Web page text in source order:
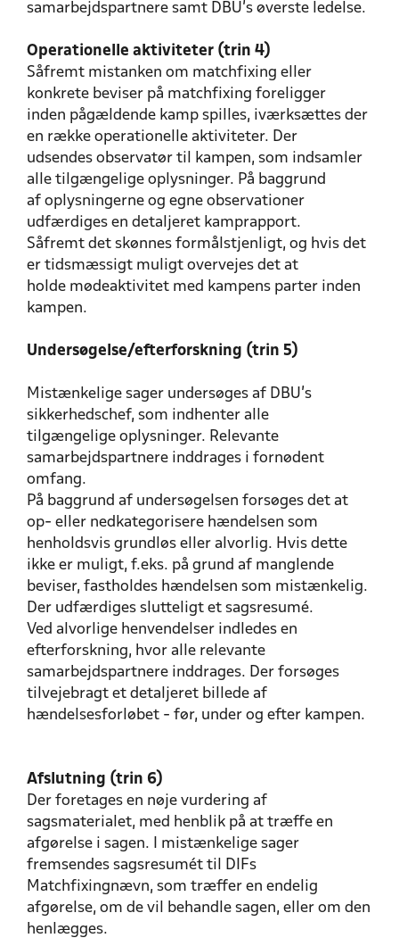
samarbejdspartnere samt DBU’s øverste ledelse.
Operationelle aktiviteter (trin 4)
Såfremt mistanken om matchfixing eller
konkrete beviser på matchfixing foreligger
inden pågældende kamp spilles, iværksættes der
en række operationelle aktiviteter. Der
udsendes observatør til kampen, som indsamler
alle tilgængelige oplysninger. På baggrund
af oplysningerne og egne observationer
udfærdiges en detaljeret kamprapport.
Såfremt det skønnes formålstjenligt, og hvis det
er tidsmæssigt muligt overvejes det at
holde mødeaktivitet med kampens parter inden
kampen.
Undersøgelse/efterforskning (trin 5)
Mistænkelige sager undersøges af DBU’s
sikkerhedschef, som indhenter alle
tilgængelige oplysninger. Relevante
samarbejdspartnere inddrages i fornødent
omfang.
På baggrund af undersøgelsen forsøges det at
op- eller nedkategorisere hændelsen som
henholdsvis grundløs eller alvorlig. Hvis dette
ikke er muligt, f.eks. på grund af manglende
beviser, fastholdes hændelsen som mistænkelig.
Der udfærdiges slutteligt et sagsresumé.
Ved alvorlige henvendelser indledes en
efterforskning, hvor alle relevante
samarbejdspartnere inddrages. Der forsøges
tilvejebragt et detaljeret billede af
hændelsesforløbet - før, under og efter kampen.
Afslutning (trin 6)
Der foretages en nøje vurdering af
sagsmaterialet, med henblik på at træffe en
afgørelse i sagen. I mistænkelige sager
fremsendes sagsresumét til DIFs
Matchfixingnævn, som træffer en endelig
afgørelse, om de vil behandle sagen, eller om den
henlægges.